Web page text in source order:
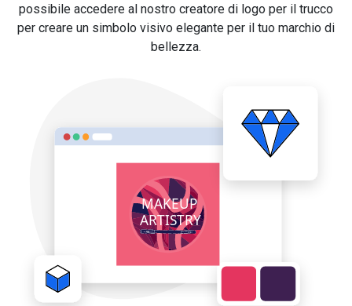
possibile accedere al nostro creatore di logo per il trucco
per creare un simbolo visivo elegante per il tuo marchio di
bellezza.